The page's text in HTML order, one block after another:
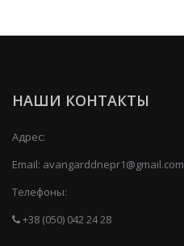
НАШИ КОНТАКТЫ
Адрес:
Email: avangarddnepr1@gmail.com
Телефоны:
+38 (050) 042 24 28